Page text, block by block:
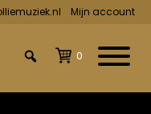
Mijn account
0